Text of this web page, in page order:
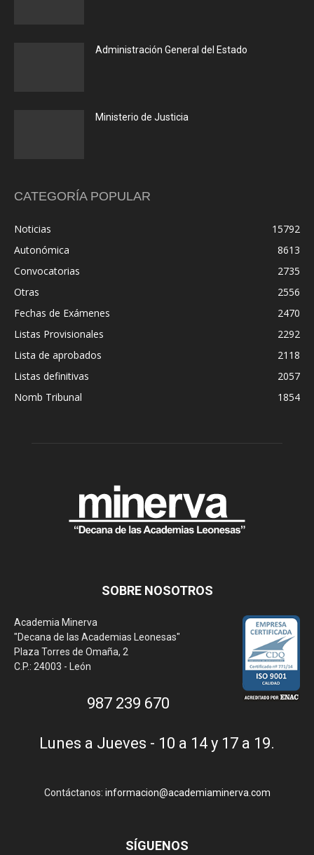
Administración General del Estado
Ministerio de Justicia
CATEGORÍA POPULAR
Noticias
15792
Autonómica
8613
Convocatorias
2735
Otras
2556
Fechas de Exámenes
2470
Listas Provisionales
2292
Lista de aprobados
2118
Listas definitivas
2057
Nomb Tribunal
1854
SOBRE NOSOTROS
Academia Minerva
"Decana de las Academias Leonesas"
Plaza Torres de Omaña, 2
C.P.: 24003 - León
987 239 670
Lunes a Jueves - 10 a 14 y 17 a 19.
Contáctanos: informacion@academiaminerva.com
SÍGUENOS